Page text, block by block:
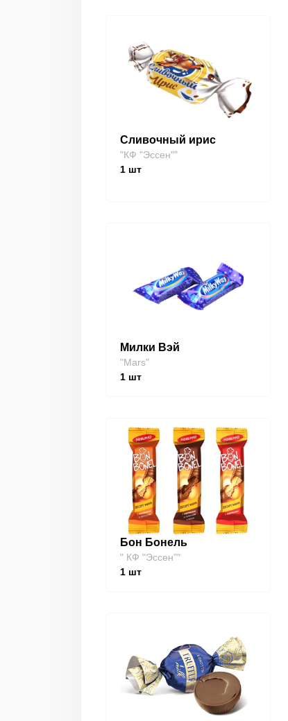
Сливочный ирис
"КФ "Эссен""
1 шт
Милки Вэй
"Mars"
1 шт
Бон Бонель
" КФ "Эссен""
1 шт